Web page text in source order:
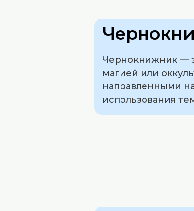
Чернокнижник —
магией или
направленными
использования